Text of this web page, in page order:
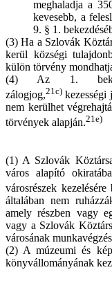
meghaladja a
kevesebb, a
9. § 1.
(3) Ha a Szlovák
kerül községi
külön törvény
(4) Az 1.
zálogjog,21c) kezességi
nem kerülhet
törvények alapján.21e)
(1) A Szlovák
város alapító
városrészek
általában nem
amely részben vagy
vagy a Szlovák
városának
(2) A múzeumi és
könyvállományának